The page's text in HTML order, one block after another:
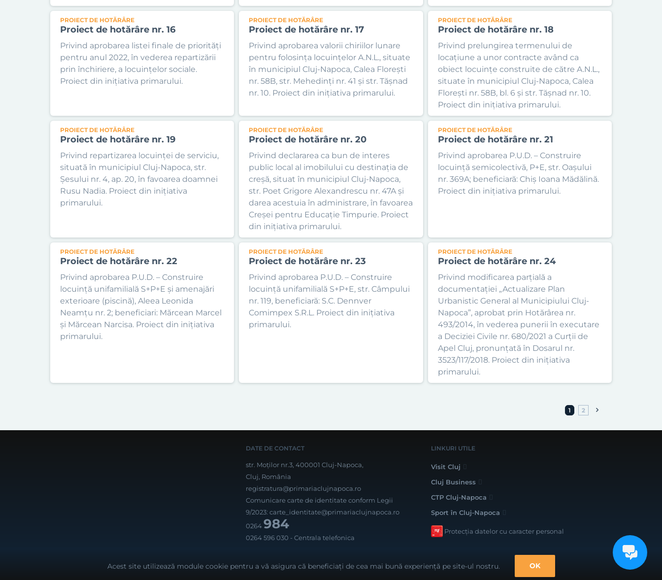
PROIECT DE HOTĂRÂRE
Proiect de hotărâre nr. 16
Privind aprobarea listei finale de priorități
pentru anul 2022, în vederea repartizării
prin închiriere, a locuințelor sociale.
Proiect din inițiativa primarului.
PROIECT DE HOTĂRÂRE
Proiect de hotărâre nr. 17
Privind aprobarea valorii chiriilor lunare
pentru folosința locuințelor A.N.L., situate
în municipiul Cluj-Napoca, Calea Florești
nr. 58B, str. Mehedinți nr. 41 și str. Tășnad
nr. 10. Proiect din inițiativa primarului.
PROIECT DE HOTĂRÂRE
Proiect de hotărâre nr. 18
Privind prelungirea termenului de
locațiune a unor contracte având ca
obiect locuințe construite de către A.N.L.,
situate în municipiul Cluj-Napoca, Calea
Florești nr. 58B, bl. 6 și str. Tășnad nr. 10.
Proiect din inițiativa primarului.
PROIECT DE HOTĂRÂRE
Proiect de hotărâre nr. 19
Privind repartizarea locuinței de serviciu,
situată în municipiul Cluj-Napoca, str.
Șesului nr. 4, ap. 20, în favoarea doamnei
Rusu Nadia. Proiect din inițiativa
primarului.
PROIECT DE HOTĂRÂRE
Proiect de hotărâre nr. 20
Privind declararea ca bun de interes
public local al imobilului cu destinația de
creșă, situat în municipiul Cluj-Napoca,
str. Poet Grigore Alexandrescu nr. 47A și
darea acestuia în administrare, în favoarea
Creșei pentru Educație Timpurie. Proiect
din inițiativa primarului.
PROIECT DE HOTĂRÂRE
Proiect de hotărâre nr. 21
Privind aprobarea P.U.D. – Construire
locuință semicolectivă, P+E, str. Oașului
nr. 369A; beneficiară: Chiș Ioana Mădălină.
Proiect din inițiativa primarului.
PROIECT DE HOTĂRÂRE
Proiect de hotărâre nr. 22
Privind aprobarea P.U.D. – Construire
locuință unifamilială S+P+E și amenajări
exterioare (piscină), Aleea Leonida
Neamțu nr. 2; beneficiari: Mărcean Marcel
și Mărcean Narcisa. Proiect din inițiativa
primarului.
PROIECT DE HOTĂRÂRE
Proiect de hotărâre nr. 23
Privind aprobarea P.U.D. – Construire
locuință unifamilială S+P+E, str. Câmpului
nr. 119, beneficiară: S.C. Dennver
Comimpex S.R.L. Proiect din inițiativa
primarului.
PROIECT DE HOTĂRÂRE
Proiect de hotărâre nr. 24
Privind modificarea parțială a
documentației „Actualizare Plan
Urbanistic General al Municipiului Cluj-
Napoca”, aprobat prin Hotărârea nr.
493/2014, în vederea punerii în executare
a Deciziei Civile nr. 680/2021 a Curții de
Apel Cluj, pronunțată în Dosarul nr.
3523/117/2018. Proiect din inițiativa
primarului.
1 2
DATE DE CONTACT
str. Moților nr.3, 400001 Cluj-Napoca,
Cluj, România
registratura@primariaclujnapoca.ro
Comunicare carte de identitate conform Legii
9/2023: carte_identitate@primariaclujnapoca.ro
0264984
0264 596 030 - Centrala telefonica
LINKURI UTILE
Visit Cluj
Cluj Business
CTP Cluj-Napoca
Sport în Cluj-Napoca
Protecția datelor cu caracter personal
Realizat cu bune intenții de către
Acest site utilizează module cookie pentru a vă asigura că beneficiați de cea mai bună experiență pe site-ul nostru. OK